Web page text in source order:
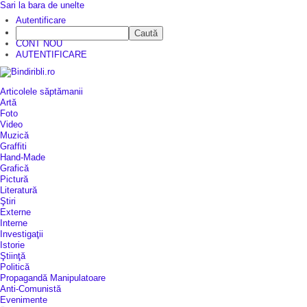
CONT NOU
AUTENTIFICARE
Articolele săptămanii
Artă
Foto
Video
Muzică
Graffiti
Hand-Made
Grafică
Pictură
Literatură
Ştiri
Externe
Interne
Investigaţii
Istorie
Ştiinţă
Politică
Propagandă Manipulatoare
Anti-Comunistă
Evenimente
Sari la bara de unelte
Autentificare
Caută